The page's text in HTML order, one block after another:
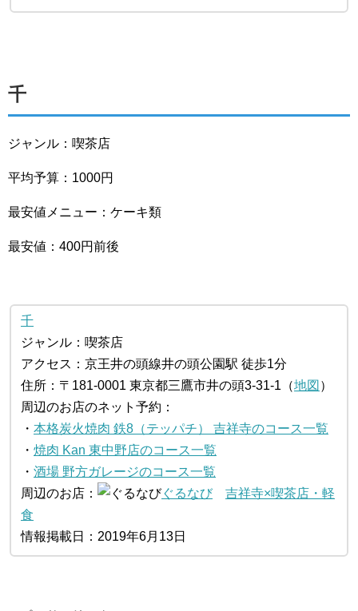
千
ジャンル：喫茶店
平均予算：1000円
最安値メニュー：ケーキ類
最安値：400円前後
千
ジャンル：喫茶店
アクセス：京王井の頭線井の頭公園駅 徒歩1分
住所：〒181-0001 東京都三鷹市井の頭3-31-1（地図 ）
周辺のお店のネット予約：
・ 本格炭火焼肉 鉄8（テッパチ） 吉祥寺のコース一覧
・ 焼肉 Kan 東中野店のコース一覧
・ 酒場 野方ガレージのコース一覧
周辺のお店：
ぐるなび
吉祥寺×喫茶店・軽
食
情報掲載日：2019年6月13日